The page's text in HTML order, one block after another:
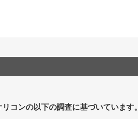
コンの以下の調査に基づいています。